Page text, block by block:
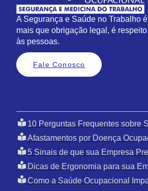
A Segurança e Saúde no Trabalho é
mais que obrigação legal, é respeito
às pessoas.
Fale Conosco
10 Perguntas Frequentes sobre
Afastamentos por Doença
5 Sinais de que sua Empresa
Dicas de Ergonomia para sua
Como a Saúde Ocupacional